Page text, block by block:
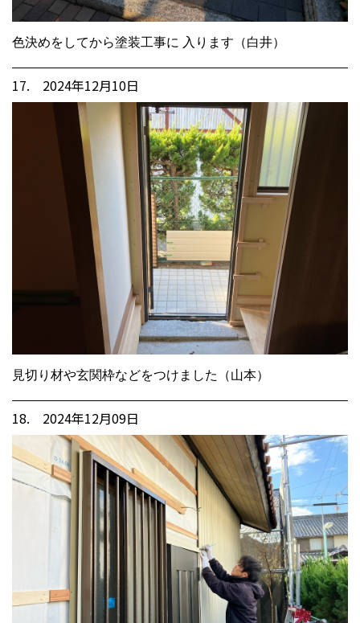
色決めをしてから塗装工事に 入ります（白井）
17. 2024年12月10日
見切り材や玄関枠などをつけました（山本）
18. 2024年12月09日